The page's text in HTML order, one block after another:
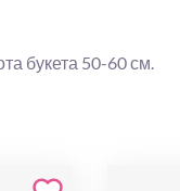
букета 50-60 см.